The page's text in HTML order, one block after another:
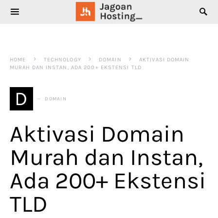
SEARCH FOR:
HOME TECHNOLOGY DOMAIN
AKTIVASI DOMAIN
MURAH DAN INSTAN, ADA 200+ EKSTENSI TLD
D DOMAIN
Aktivasi Domain
Murah dan Instan,
Ada 200+ Ekstensi
TLD